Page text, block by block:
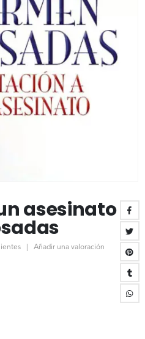
asesinato
Añadir una valoración